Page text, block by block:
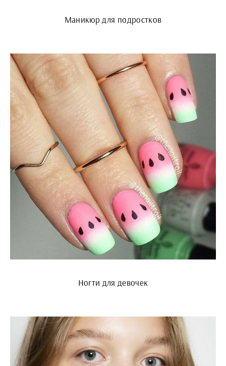
Маникюр для подростков
Ногти для девочек